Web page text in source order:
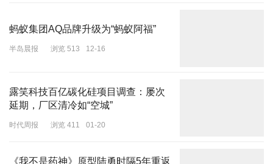
蚂蚁集团AQ品牌升级为“蚂蚁阿福”
半岛晨报 浏览 513 12-16
露笑科技百亿碳化硅项目调查：屡次
延期，厂区清冷如“空城”
时代周报 浏览 411 01-20
《我不是药神》原型陆勇时隔5年重返